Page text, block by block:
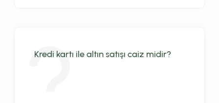
Kredi kartı ile altın satışı caiz midir?